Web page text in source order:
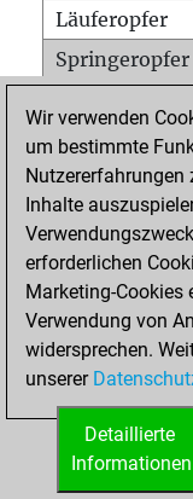
Läuferopfer
Springeropfer
Matt auf
Bauer setzt
Erstickte
Türme auf
STARTSEITE
Wir verwenden
um bestimmte
Nutzererfahrungen
Inhalte
erforderlichen
Marketing-Cookies
Verwendung von
widersprechen.
unserer
Detaillierte
Informationen